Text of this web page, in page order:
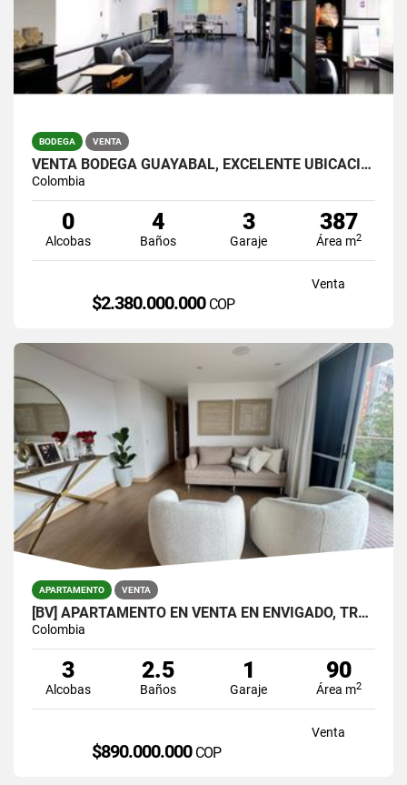
BODEGA VENTA
VENTA BODEGA GUAYABAL, EXCELENTE UBICACION EN MALL INDUSTRIAL
Colombia
0
Alcobas
4
Baños
3
Garaje
387
Área m2
Venta
$2.380.000.000 COP
APARTAMENTO VENTA
[BV] APARTAMENTO EN VENTA EN ENVIGADO, TRANSVERSAL INTERMEDIA
Colombia
3
Alcobas
2.5
Baños
1
Garaje
90
Área m2
Venta
$890.000.000 COP